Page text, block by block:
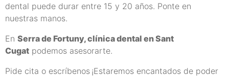
dental puede durar entre 15 y 20 años. Ponte en
nuestras manos.
En Serra de Fortuny, clínica dental en Sant
Cugat podemos asesorarte.
Pide cita o escríbenos ¡Estaremos encantados de poder